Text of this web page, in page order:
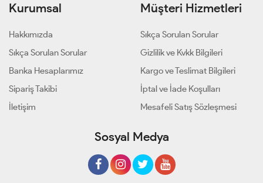
Kurumsal
Hakkımızda
Sıkça Sorulan Sorular
Banka Hesaplarımız
Sipariş Takibi
İletişim
Müşteri Hizmetleri
Sıkça Sorulan Sorular
Gizlilik ve Kvkk Bilgileri
Kargo ve Teslimat Bilgileri
İptal ve İade Koşulları
Mesafeli Satış Sözleşmesi
Sosyal Medya